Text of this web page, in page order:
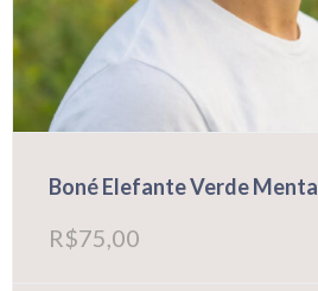
Boné Elefante Verde Menta
R$75,00